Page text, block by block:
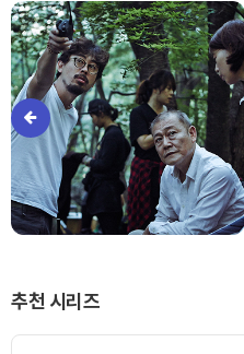
추천 시리즈